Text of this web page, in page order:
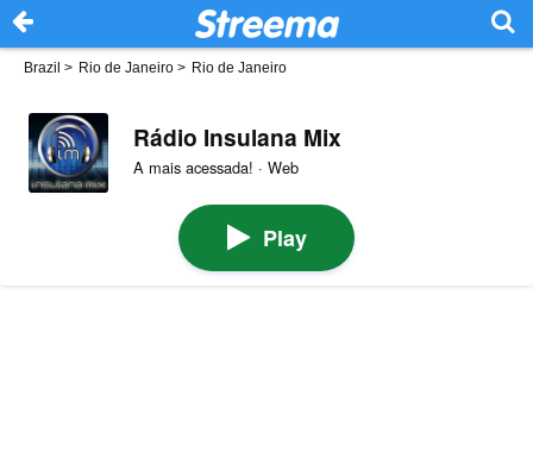
Brazil > Rio de Janeiro > Rio de Janeiro
Rádio Insulana Mix
A mais acessada! · Web
Play